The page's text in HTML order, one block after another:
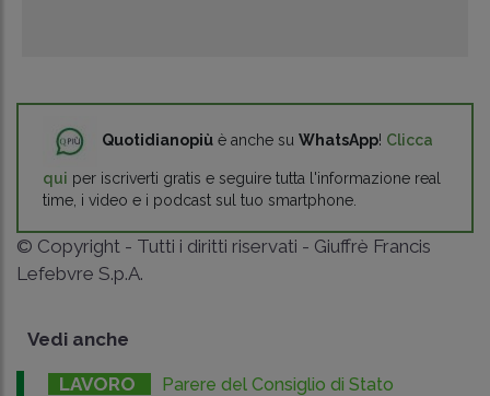
Quotidianopiù è anche su WhatsApp! Clicca
qui per iscriverti gratis e seguire tutta l'informazione real
time, i video e i podcast sul tuo smartphone.
© Copyright - Tutti i diritti riservati - Giuffrè Francis
Lefebvre S.p.A.
Vedi anche
LAVORO Parere del Consiglio di Stato